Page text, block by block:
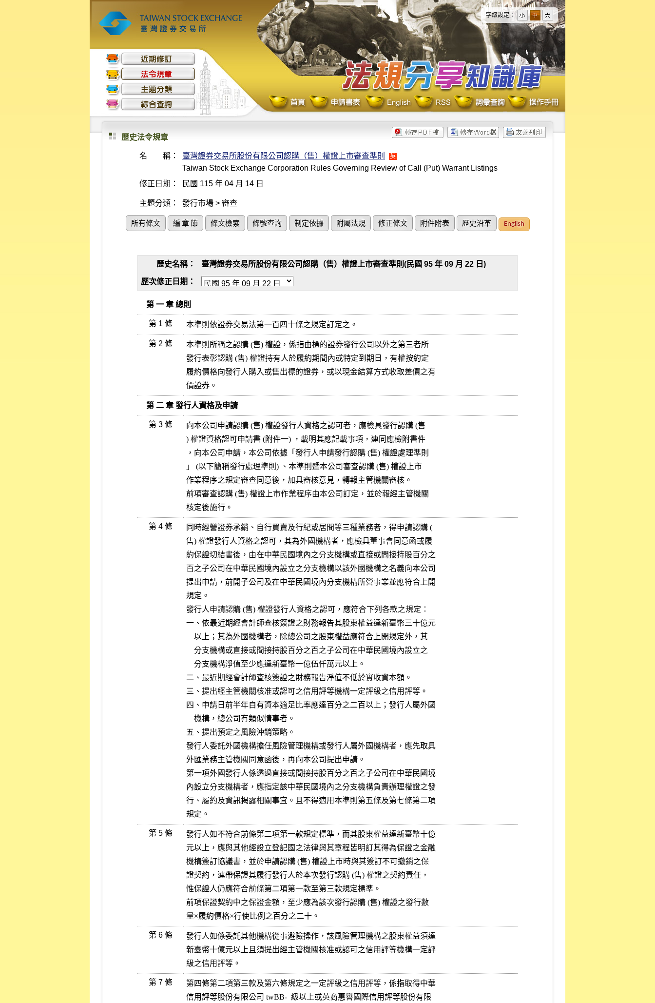
字級設定：
歷史法令規章
名 稱： 臺灣證券交易所股份有限公司認購（售）權證上市審查準則 英
Taiwan Stock Exchange Corporation Rules Governing Review of Call (Put) Warrant Listings
修正日期：
民國 115 年 04 月 14 日
主題分類： 發行市場 > 審查
所有條文 編 章 節 條文檢索 條號查詢 制定依據 附屬法規 修正條文 附件附表 歷史沿革 English
歷史名稱： 臺灣證券交易所股份有限公司認購（售）權證上市審查準則(民國 95 年 09 月 22 日)
歷次修正日期：
   第 一 章 總則
第 1 條 本準則依證券交易法第一百四十條之規定訂定之。
第 2 條
本準則所稱之認購 (售) 權證，係指由標的證券發行公司以外之第三者所
發行表彰認購 (售) 權證持有人於履約期間內或特定到期日，有權按約定
履約價格向發行人購入或售出標的證券，或以現金結算方式收取差價之有
價證券。
   第 二 章 發行人資格及申請
第 3 條
向本公司申請認購 (售) 權證發行人資格之認可者，應檢具發行認購 (售
) 權證資格認可申請書 (附件一) ，載明其應記載事項，連同應檢附書件
，向本公司申請，本公司依據「發行人申請發行認購 (售) 權證處理準則
」 (以下簡稱發行處理準則) 、本準則暨本公司審查認購 (售) 權證上市
作業程序之規定審查同意後，加具審核意見，轉報主管機關審核。
前項審查認購 (售) 權證上市作業程序由本公司訂定，並於報經主管機關
核定後施行。
第 4 條
同時經營證券承銷、自行買賣及行紀或居間等三種業務者，得申請認購 (
售) 權證發行人資格之認可，其為外國機構者，應檢具董事會同意函或履
約保證切結書後，由在中華民國境內之分支機構或直接或間接持股百分之
百之子公司在中華民國境內設立之分支機構以該外國機構之名義向本公司
提出申請，前開子公司及在中華民國境內分支機構所營事業並應符合上開
規定。
發行人申請認購 (售) 權證發行人資格之認可，應符合下列各款之規定：
一、依最近期經會計師查核簽證之財務報告其股東權益達新臺幣三十億元
二、最近期經會計師查核簽證之財務報告淨值不低於實收資本額。
三、提出經主管機關核准或認可之信用評等機構一定評級之信用評等。
四、申請日前半年自有資本適足比率應達百分之二百以上；發行人屬外國
五、提出預定之風險沖銷策略。
發行人委託外國機構擔任風險管理機構或發行人屬外國機構者，應先取具
外匯業務主管機關同意函後，再向本公司提出申請。
第一項外國發行人係透過直接或間接持股百分之百之子公司在中華民國境
內設立分支機構者，應指定該中華民國境內之分支機構負責辦理權證之發
行、履約及資訊揭露相關事宜。且不得適用本準則第五條及第七條第二項
規定。
第 5 條
發行人如不符合前條第二項第一款規定標準，而其股東權益達新臺幣十億
元以上，應與其他經設立登記國之法律與其章程皆明訂其得為保證之金融
機構簽訂協議書，並於申請認購 (售) 權證上市時與其簽訂不可撤銷之保
證契約，連帶保證其履行發行人於本次發行認購 (售) 權證之契約責任，
惟保證人仍應符合前條第二項第一款至第三款規定標準。
前項保證契約中之保證金額，至少應為該次發行認購 (售) 權證之發行數
量×履約價格×行使比例之百分之二十。
第 6 條
發行人如係委託其他機構從事避險操作，該風險管理機構之股東權益須達
新臺幣十億元以上且須提出經主管機關核准或認可之信用評等機構一定評
級之信用評等。
第 7 條
第四條第二項第三款及第六條規定之一定評級之信用評等，係指取得中華
信用評等股份有限公司 twBB-  級以上或英商惠譽國際信用評等股份有限